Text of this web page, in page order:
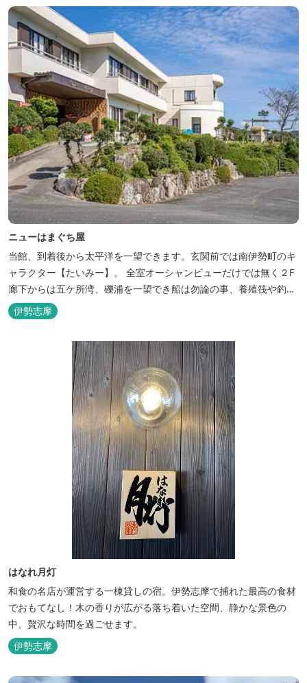
ニューはまぐち屋
当館、到着後から太平洋を一望できます。玄関前では南伊勢町のキ
ャラクター【たいみー】。 全室オーシャンビューだけでは無く２F
廊下からは五ケ所湾、礫浦を一望でき船は勿論の事、養殖筏や釣り
堀筏などみる事ができます。 当館一押しのお部屋【大島】からは太
平洋を一望。マグロの養殖筏、夜には漁師さん達の船の光がみえ対
岸には田曽浦の町の光が綺麗に見えます。
伊勢志摩
はなれ月灯
和食の名店が運営する一棟貸しの宿。伊勢志摩で捕れた最高の食材
でおもてなし！木の香りが広がる落ち着いた空間、静かな景色の
中、贅沢な時間を過ごせます。
伊勢志摩